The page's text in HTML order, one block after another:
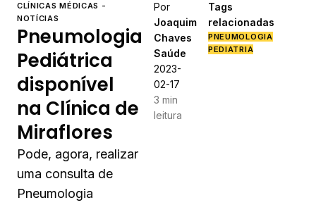
CLÍNICAS MÉDICAS -
NOTÍCIAS
Pneumologia
Pediátrica
disponível
na Clínica de
Miraflores
Pode, agora, realizar
uma consulta de
Pneumologia
Por
Joaquim
Chaves
Saúde
2023-
02-17
3 min
leitura
Tags
relacionadas
PNEUMOLOGIA
PEDIATRIA